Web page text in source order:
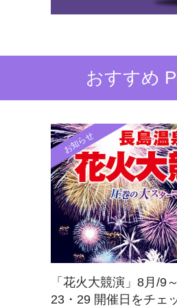
おすすめ
お知らせ
「花火大競演」8月/9
23・29 開催日をチェ